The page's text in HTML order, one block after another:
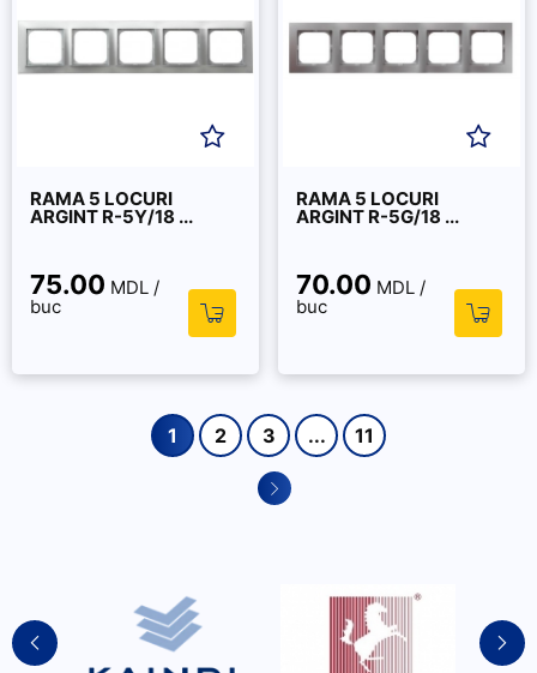
RAMA 5 LOCURI
ARGINT R-5Y/18 ...
75.00 MDL /
buc
RAMA 5 LOCURI
ARGINT R-5G/18 ...
70.00 MDL /
buc
1 2 3 ... 11